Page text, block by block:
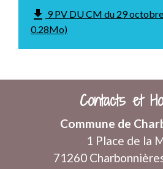
file_download 9 PV DU CM du 29
0.28Mo)
Contacts et
Commune de
1 Place de la
71260